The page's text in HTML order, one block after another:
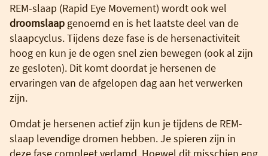
REM-slaap (Rapid Eye Movement) wordt ook wel
droomslaap genoemd en is het laatste deel van de
slaapcyclus. Tijdens deze fase is de hersenactiviteit
hoog en kun je de ogen snel zien bewegen (ook al zijn
ze gesloten). Dit komt doordat je hersenen de
ervaringen van de afgelopen dag aan het verwerken
zijn.
Omdat je hersenen actief zijn kun je tijdens de REM-
slaap levendige dromen hebben. Je spieren zijn in